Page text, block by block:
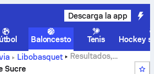
Descarga la app
Baloncesto Tenis
Hockey
Libobasquet
Resultados,
y jugadores de Universitario de
Sucre